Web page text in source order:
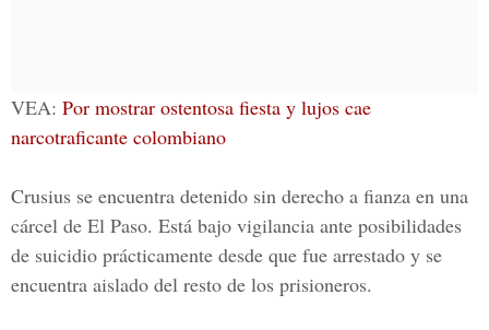
VEA: Por mostrar ostentosa fiesta y lujos cae
narcotraficante colombiano
Crusius se encuentra detenido sin derecho a fianza en una
cárcel de El Paso. Está bajo vigilancia ante posibilidades
de suicidio prácticamente desde que fue arrestado y se
encuentra aislado del resto de los prisioneros.